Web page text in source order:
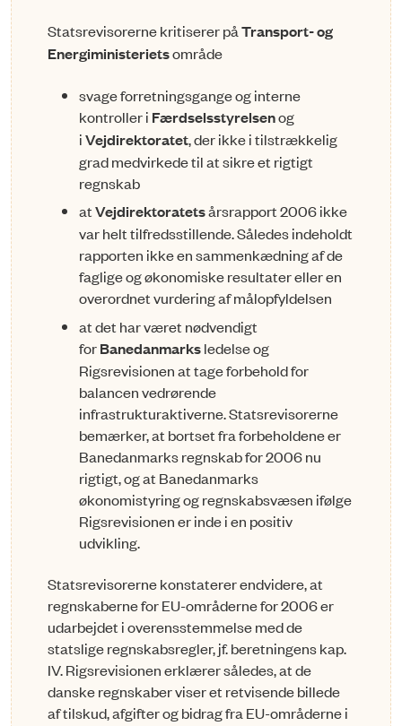
Statsrevisorerne kritiserer påTransport- og
Energiministerietsområde
svage forretningsgange og interne
kontroller i Færdselsstyrelsenog
iVejdirektoratet, der ikke i tilstrækkelig
grad medvirkede til at sikre et rigtigt
regnskab
atVejdirektoratetsårsrapport 2006 ikke
var helt tilfredsstillende. Således indeholdt
rapporten ik­ke en sammenkædning af de
faglige og økonomiske resultater eller en
overordnet vurdering af målopfyldelsen
at det har været nødvendigt
forBanedanmarksledelse og
Rigsrevisionen at tage forbehold for
balancen vedrørende
infrastrukturaktiverne. Statsrevisorerne
bemærker, at bortset fra forbehol­dene er
Banedanmarks regnskab for 2006 nu
rigtigt, og at Banedanmarks
økonomistyring og regnskabsvæsen ifølge
Rigsrevisionen er inde i en positiv
udvikling.
Stats­revisorerne konstaterer endvidere, at
regnskaberne for EU-områderne for 2006 er
udarbejdet i overensstemmelse med de
statslige regnskabsregler, jf. beretningens kap.
IV. Rigsrevisionen er­klæ­rer således, at de
danske regnskaber viser et retvisende billede
af tilskud, afgifter og bidrag fra EU-områderne i